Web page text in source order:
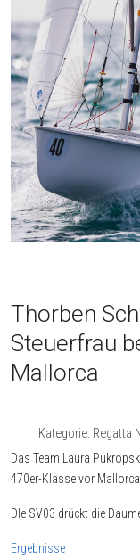
Thorben
Steuerfrau
Mallorca
Kategorie: Regatta
Das Team Laura
470er-Klasse vor Mallorca
DIe SV03 drückt die
Ergebnisse